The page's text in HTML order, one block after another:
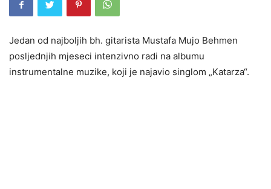
Jedan od najboljih bh. gitarista Mustafa Mujo Behmen
posljednjih mjeseci intenzivno radi na albumu
instrumentalne muzike, koji je najavio singlom „Katarza“.